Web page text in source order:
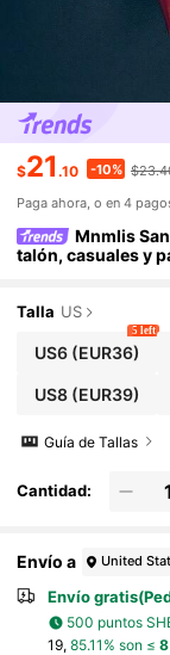
$21 .10 -10%
Paga ahora, o en 4
Mnmlis
talón, casuales y
Talla US
US6(EUR36)
5 left
US8(EUR39)
Guía de Tallas
Cantidad:
Envío a United
Envío
500 puntos
19, 85.11% son ≤ 8